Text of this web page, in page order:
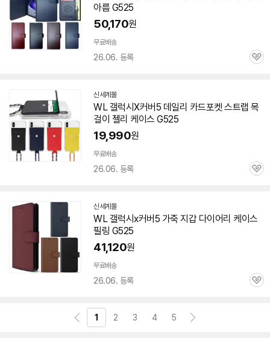
아름 G525
50,170원
무료배송
26.06. 등록
관
신세계몰
WL 갤럭시X커버5 데일리 카드포켓 스트랩 목
걸이 젤리 케이스 G525
19,990원
무료배송
26.06. 등록
관
신세계몰
WL 갤럭시x커버5 가죽 지갑 다이어리 케이스
필링 G525
41,120원
무료배송
26.06. 등록
관
1 2 3 4 5